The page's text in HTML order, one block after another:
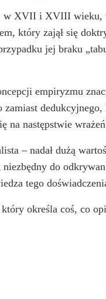
w XVII i XVIII
który zajął się
jej braku
empiryzmu
na następstwie
– nadał dużą
do
tego
określa coś, co